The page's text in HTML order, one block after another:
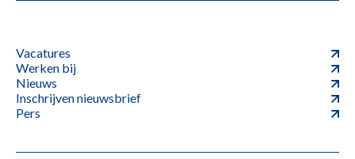
Vacatures
Werken bij
Nieuws
Inschrijven nieuwsbrief
Pers